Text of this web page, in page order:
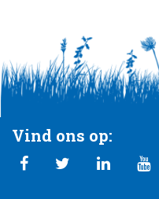
Vind ons op: